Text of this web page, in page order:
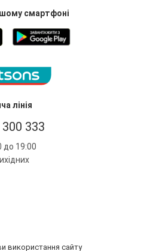
лінія
333
до 19:00
смартфоні
використання сайту